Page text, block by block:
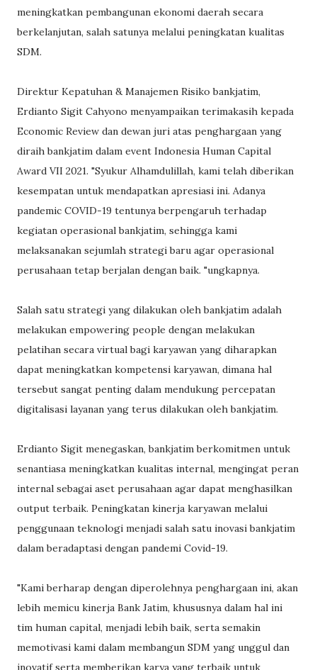
meningkatkan pembangunan ekonomi daerah secara
berkelanjutan, salah satunya melalui peningkatan kualitas
SDM.
Direktur Kepatuhan & Manajemen Risiko bankjatim,
Erdianto Sigit Cahyono menyampaikan terimakasih kepada
Economic Review dan dewan juri atas penghargaan yang
diraih bankjatim dalam event Indonesia Human Capital
Award VII 2021. "Syukur Alhamdulillah, kami telah diberikan
kesempatan untuk mendapatkan apresiasi ini. Adanya
pandemic COVID-19 tentunya berpengaruh terhadap
kegiatan operasional bankjatim, sehingga kami
melaksanakan sejumlah strategi baru agar operasional
perusahaan tetap berjalan dengan baik. "ungkapnya.
Salah satu strategi yang dilakukan oleh bankjatim adalah
melakukan empowering people dengan melakukan
pelatihan secara virtual bagi karyawan yang diharapkan
dapat meningkatkan kompetensi karyawan, dimana hal
tersebut sangat penting dalam mendukung percepatan
digitalisasi layanan yang terus dilakukan oleh bankjatim.
Erdianto Sigit menegaskan, bankjatim berkomitmen untuk
senantiasa meningkatkan kualitas internal, mengingat peran
internal sebagai aset perusahaan agar dapat menghasilkan
output terbaik. Peningkatan kinerja karyawan melalui
penggunaan teknologi menjadi salah satu inovasi bankjatim
dalam beradaptasi dengan pandemi Covid-19.
"Kami berharap dengan diperolehnya penghargaan ini, akan
lebih memicu kinerja Bank Jatim, khususnya dalam hal ini
tim human capital, menjadi lebih baik, serta semakin
memotivasi kami dalam membangun SDM yang unggul dan
inovatif serta memberikan karya yang terbaik untuk